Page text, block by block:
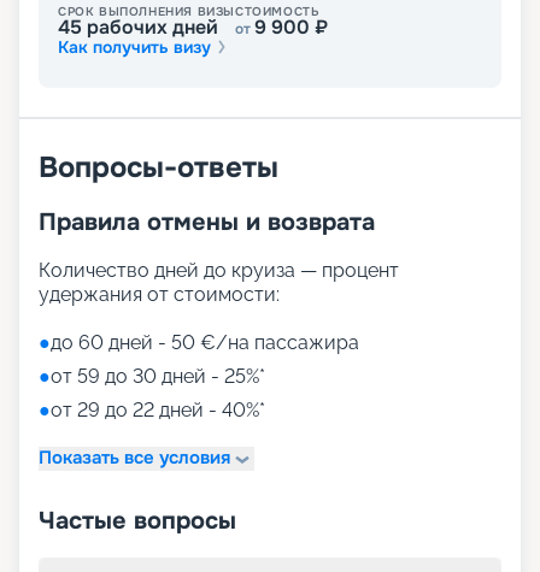
СРОК ВЫПОЛНЕНИЯ ВИЗЫ
45 рабочих дней
СТОИМОСТЬ
от9 900 ₽
Как получить визу
Вопросы-ответы
Правила отмены и возврата
Количество дней до круиза — процент
удержания от стоимости:
●до 60 дней - 50 €/на пассажира
●от 59 до 30 дней - 25%*
●от 29 до 22 дней - 40%*
Показать все условия
Частые вопросы